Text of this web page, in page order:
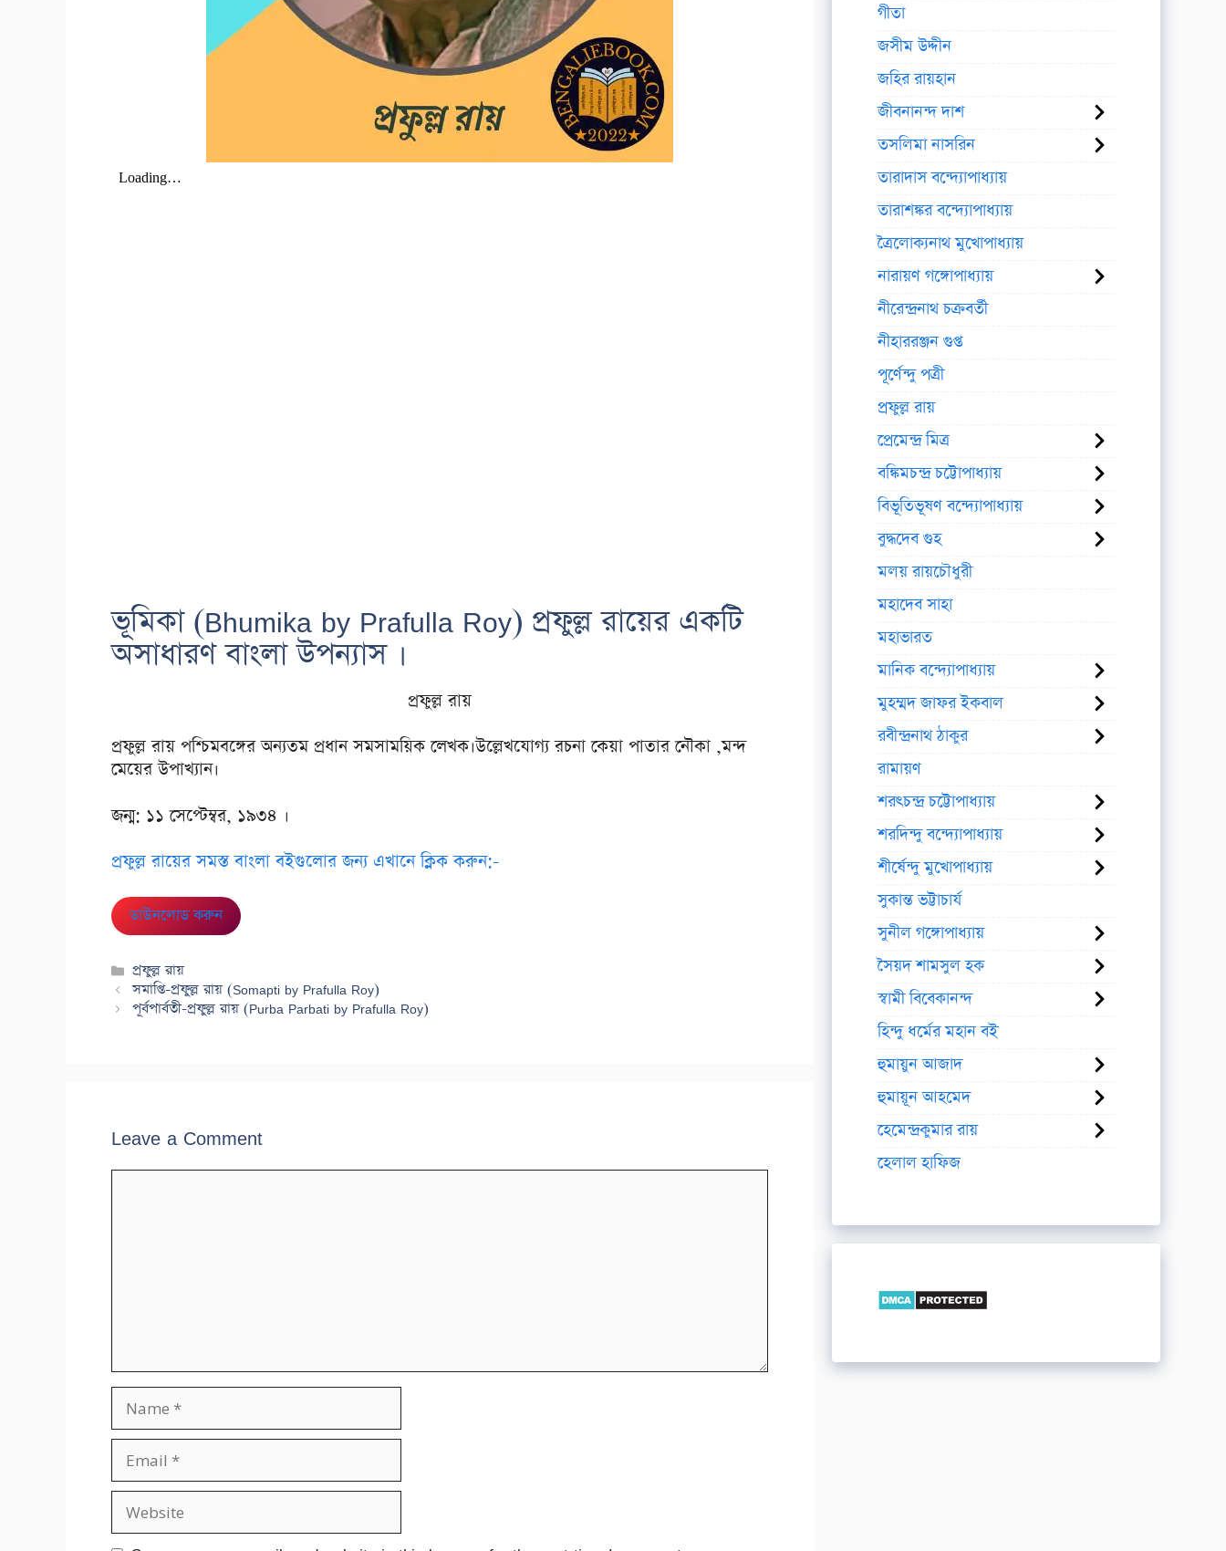
ভূমিকা (Bhumika by Prafulla Roy) প্রফুল্ল রায়ের একটি
অসাধারণ বাংলা উপন্যাস ।
প্রফুল্ল রায়
প্রফুল্ল রায় পশ্চিমবঙ্গের অন্যতম প্রধান সমসাময়িক লেখক।উল্লেখযোগ্য রচনা কেয়া পাতার নৌকা ,মন্দ
মেয়ের উপাখ্যান।
জন্ম: ১১ সেপ্টেম্বর, ১৯৩৪ ।
প্রফুল্ল রায়ের সমস্ত বাংলা বইগুলোর জন্য এখানে ক্লিক করুন:-
ডাউনলোড করুন
Categories
প্রফুল্ল রায়
সমাপ্তি-প্রফুল্ল রায় (Somapti by Prafulla Roy)
পূর্বপার্বতী-প্রফুল্ল রায় (Purba Parbati by Prafulla Roy)
Leave a Comment
Name
Email
Website
গীতা
জসীম উদ্দীন
জহির রায়হান
জীবনানন্দ দাশ
তসলিমা নাসরিন
তারাদাস বন্দ্যোপাধ্যায়
তারাশঙ্কর বন্দ্যোপাধ্যায়
ত্রৈলোক্যনাথ মুখোপাধ্যায়
নারায়ণ গঙ্গোপাধ্যায়
নীরেন্দ্রনাথ চক্রবর্তী
নীহাররঞ্জন গুপ্ত
পূর্ণেন্দু পত্রী
প্রফুল্ল রায়
প্রেমেন্দ্র মিত্র
বঙ্কিমচন্দ্র চট্টোপাধ্যায়
বিভূতিভূষণ বন্দ্যোপাধ্যায়
বুদ্ধদেব গুহ
মলয় রায়চৌধুরী
মহাদেব সাহা
মহাভারত
মানিক বন্দ্যোপাধ্যায়
মুহম্মদ জাফর ইকবাল
রবীন্দ্রনাথ ঠাকুর
রামায়ণ
শরৎচন্দ্র চট্টোপাধ্যায়
শরদিন্দু বন্দ্যোপাধ্যায়
শীর্ষেন্দু মুখোপাধ্যায়
সুকান্ত ভট্টাচার্য
সুনীল গঙ্গোপাধ্যায়
সৈয়দ শামসুল হক
স্বামী বিবেকানন্দ
হিন্দু ধর্মের মহান বই
হুমায়ুন আজাদ
হুমায়ূন আহমেদ
হেমেন্দ্রকুমার রায়
হেলাল হাফিজ